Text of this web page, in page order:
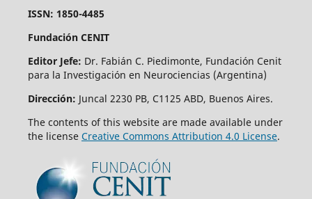
ISSN: 1850-4485
Fundación CENIT
Editor Jefe: Dr. Fabián C. Piedimonte, Fundación Cenit
para la Investigación en Neurociencias (Argentina)
Dirección: Juncal 2230 PB, C1125 ABD, Buenos Aires.
The contents of this website are made available under
the license Creative Commons Attribution 4.0 License.